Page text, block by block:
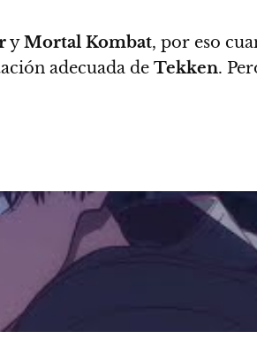
yMortal Kombat, por eso
adecuada de Tekken.